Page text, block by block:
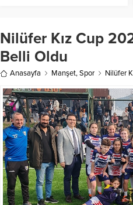
Nilüfer Kız Cup
Belli Oldu
Anasayfa Manşet,Spor Nilüfer